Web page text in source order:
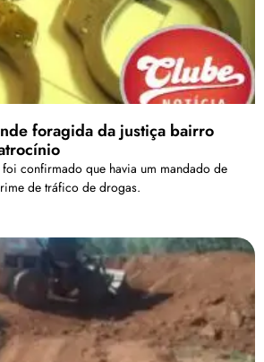
foragida da justiça bairro
foi confirmado que havia um mandado de
de tráfico de drogas.